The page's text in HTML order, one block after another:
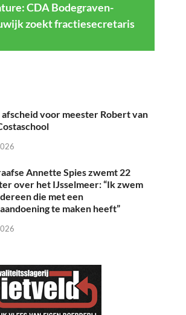
CDA Bodegraven-
zoekt fractiesecretaris
voor meester Robert van
Annette Spies zwemt 22
over het IJsselmeer: “Ik zwem
die met een
te maken heeft”